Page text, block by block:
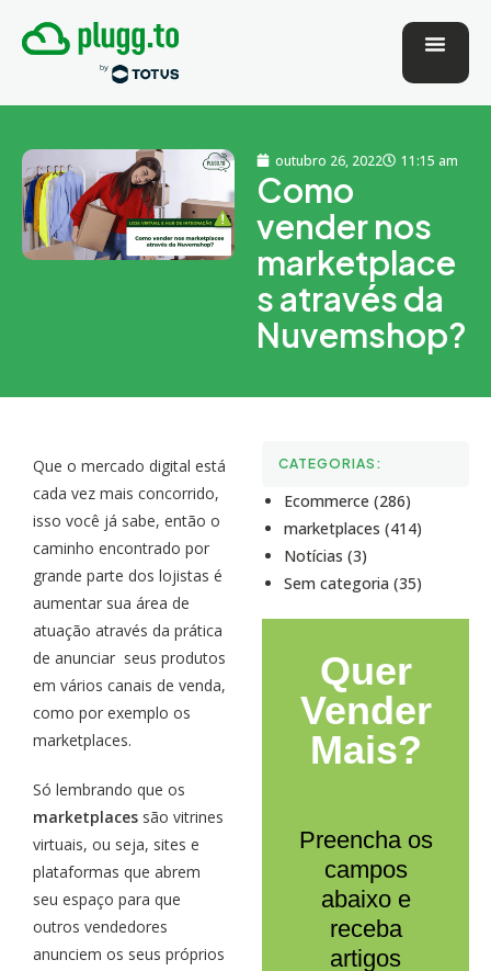
outubro 26, 2022 11:15 am
Como
vender nos
marketplace
s através da
Nuvemshop?
Que o mercado digital está
cada vez mais concorrido,
isso você já sabe, então o
caminho encontrado por
grande parte dos lojistas é
aumentar sua área de
atuação através da prática
de anunciar seus produtos
em vários canais de venda,
como por exemplo os
marketplaces.
Só lembrando que os
marketplaces são vitrines
virtuais, ou seja, sites e
plataformas que abrem
seu espaço para que
outros vendedores
anunciem os seus próprios
CATEGORIAS:
Ecommerce (286)
marketplaces (414)
Notícias (3)
Sem categoria (35)
Quer
Vender
Mais?
Preencha os
campos
abaixo e
receba
artigos